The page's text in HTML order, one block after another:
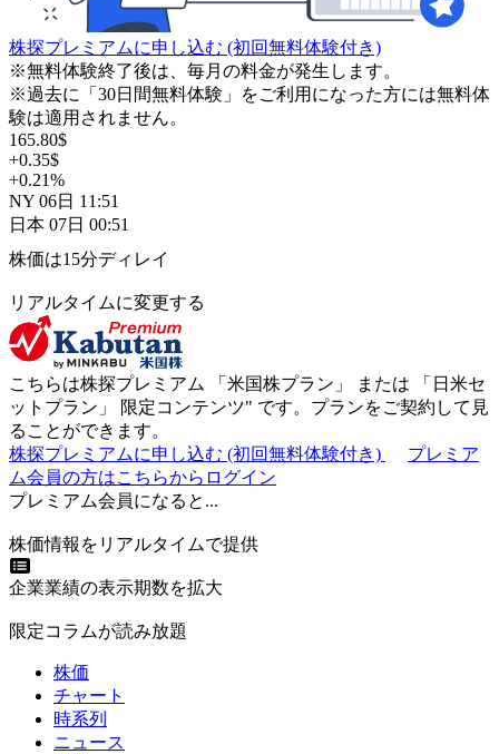
株探プレミアムに申し込む (初回無料体験付き)
※無料体験終了後は、毎月の料金が発生します。
※過去に「30日間無料体験」をご利用になった方には無料体
験は適用されません。
165.80$
+0.35$
+0.21%
NY 06日 11:51
日本 07日 00:51
株価は15分ディレイ
リアルタイムに変更する
こちらは株探プレミアム 「 米国株プラン 」 または 「 日米セ
ットプラン 」 限定コンテンツ" です。プランをご契約して見
ることができます。
株探プレミアムに申し込む (初回無料体験付き)
プレミア
ム会員の方はこちらからログイン
プレミアム会員になると...
株価情報をリアルタイムで提供
企業業績の表示期数を拡大
限定コラムが読み放題
株価
チャート
時系列
ニュース